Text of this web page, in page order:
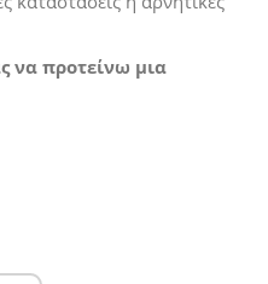
να προτείνω μια